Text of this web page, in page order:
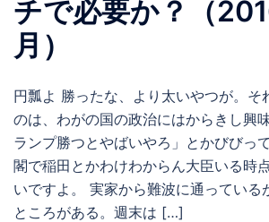
チで必要か？（
月）
円瓢よ 勝ったな、より太いやつが。そ
のは、わがの国の政治にはからきし興
ランプ勝つとやばいやろ」とかびびっ
閣で稲田とかわけわからん大臣いる時
いですよ。 実家から難波に通っている
ところがある。週末は […]